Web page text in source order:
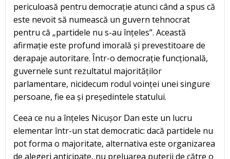
periculoasă pentru democrație atunci când a spus că
este nevoit să numească un guvern tehnocrat
pentru că „partidele nu s-au înțeles”. Această
afirmație este profund imorală și prevestitoare de
derapaje autoritare. Într-o democrație funcțională,
guvernele sunt rezultatul majorităților
parlamentare, nicidecum rodul voinței unei singure
persoane, fie ea și președintele statului.
Ceea ce nu a înțeles Nicușor Dan este un lucru
elementar într-un stat democratic: dacă partidele nu
pot forma o majoritate, alternativa este organizarea
de alegeri anticipate, nu preluarea puterii de către o